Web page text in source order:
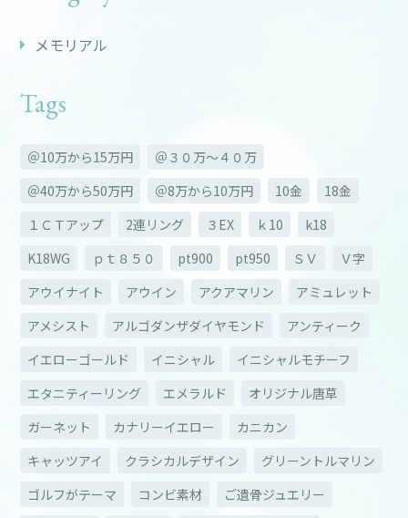
メモリアル
Tags
＠10万から15万円
＠３０万～４０万
＠40万から50万円
＠8万から10万円 10金
18金
１ＣＴアップ
2連リング ３EX ｋ10
k18
K18WG
ｐｔ８５０ pt900 pt950 ＳＶ
Ｖ字
アウイナイト
アウイン アクアマリン
アミュレット
アメシスト
アルゴダンザダイヤモンド
アンティーク
イエローゴールド
イニシャル
イニシャルモチーフ
エタニティーリング
エメラルド
オリジナル唐草
ガーネット
カナリーイエロー
カニカン
キャッツアイ
クラシカルデザイン
グリーントルマリン
ゴルフがテーマ
コンビ素材
ご遺骨ジュエリー